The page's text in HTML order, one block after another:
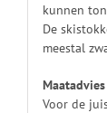
kunnen
De
meestal
Maatadvies
Voor de